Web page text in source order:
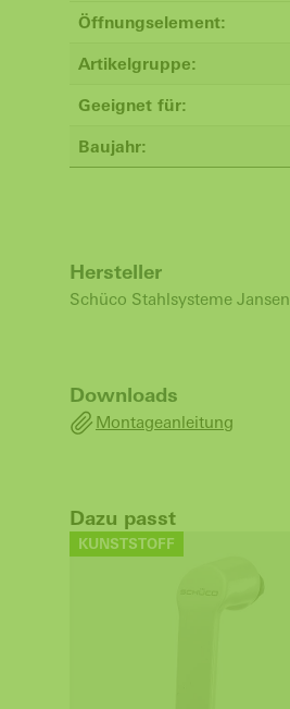
Öffnungselement:
Artikelgruppe:
Geeignet für:
Baujahr:
Hersteller
Schüco Stahlsysteme Jansen
Downloads
Montageanleitung
Dazu passt
KUNSTSTOFF